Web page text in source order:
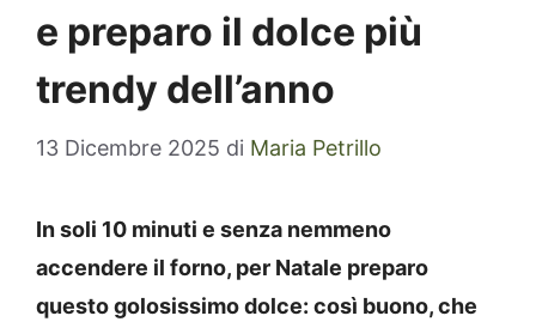
e preparo il dolce più
trendy dell’anno
13 Dicembre 2025 di Maria Petrillo
In soli 10 minuti e senza nemmeno
accendere il forno, per Natale preparo
questo golosissimo dolce: così buono, che